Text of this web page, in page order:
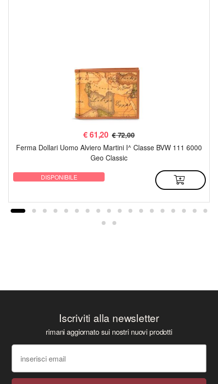
€61,20 € 72,00
Ferma Dollari Uomo Alviero Martini I^ Classe BVW 111 6000
Geo Classic
DISPONIBILE
Iscriviti alla newsletter
rimani aggiornato sui nostri nuovi prodotti